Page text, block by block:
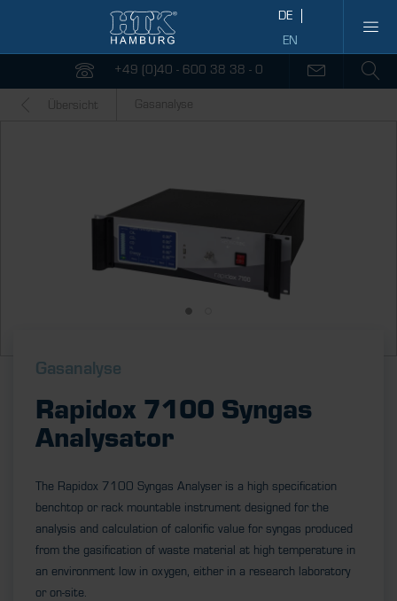
+49 (0)40 - 600 38 38 - 0
Übersicht Gasanalyse
Gasanalyse
Rapidox 7100 Syngas
Analysator
The Rapidox 7100 Syngas Analyser is a high specification
benchtop or rack mountable instrument designed for the
analysis and calculation of calorific value for syngas produced
from the gasification of waste material at high temperature in
an environment low in oxygen, either in a research laboratory
or on-site.